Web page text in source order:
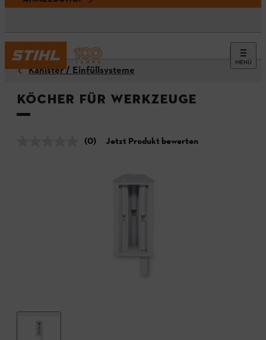
MENÜ
Kanister / Einfüllsysteme
Köcher für Werkzeuge
(0) Jetzt Produkt bewerten